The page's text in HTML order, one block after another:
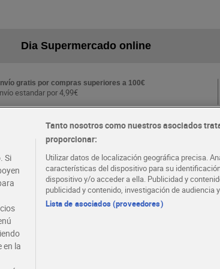
Dia Supermercado online
gratis por compras superiores a 100€
estandar por 4,99€
y Tiendas
Si
en la
Tanto nosotros como nuestros asociados
proporcionar:
Utilizar datos de localización geográfica precisa.
características del dispositivo para su
dispositivo y/o acceder a ella. Publicidad y
publicidad y contenido, investigación de audiencia
Lista de asociados (proveedores)